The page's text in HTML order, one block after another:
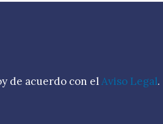
de acuerdo con elAviso Legal.